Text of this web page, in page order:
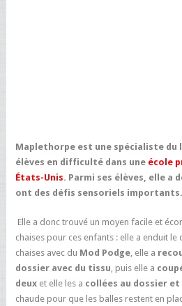
Maplethorpe est une spécialiste du
élèves en difficulté dans une école
États-Unis. Parmi ses élèves, elle a
ont des défis sensoriels importants.
Elle a donc trouvé un moyen facile et
chaises pour ces enfants : elle a enduit le
chaises avec du Mod Podge, elle a
dossier avec du tissu , puis elle a
deuxet elle les a collées au dossier et
chaude pour que les balles restent en